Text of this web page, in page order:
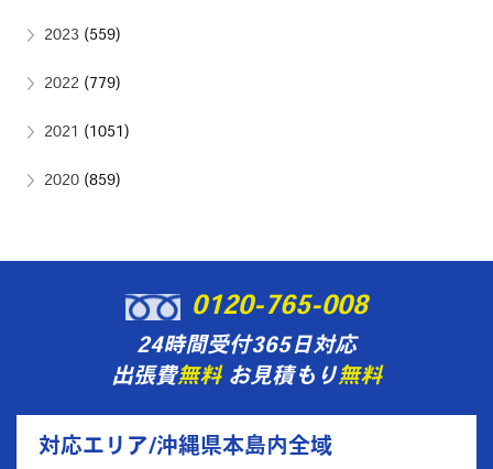
2023 (559)
2022 (779)
2021 (1051)
2020 (859)
0120-765-008
24時間受付365日対応
出張費無料お見積もり無料
対応エリア/沖縄県本島内全域